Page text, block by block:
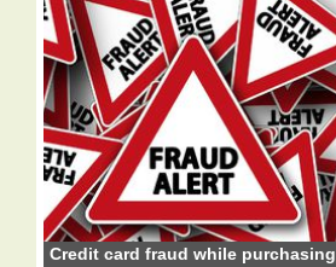
Credit card fraud while purchasing